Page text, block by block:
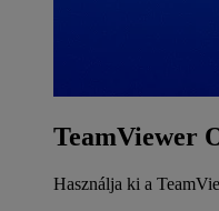
TeamViewer
Használja ki a